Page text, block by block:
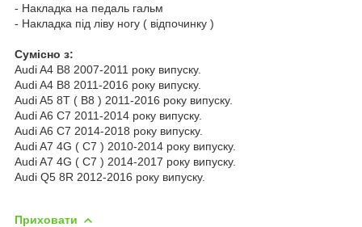
- Накладка на педаль гальм
- Накладка під ліву ногу ( відпочинку )
Cумісно з:
Audi A4 B8 2007-2011 року випуску.
Audi A4 B8 2011-2016 року випуску.
Audi A5 8T ( B8 ) 2011-2016 року випуску.
Audi A6 C7 2011-2014 року випуску.
Audi A6 C7 2014-2018 року випуску.
Audi A7 4G ( C7 ) 2010-2014 року випуску.
Audi A7 4G ( C7 ) 2014-2017 року випуску.
Audi Q5 8R 2012-2016 року випуску.
Приховати